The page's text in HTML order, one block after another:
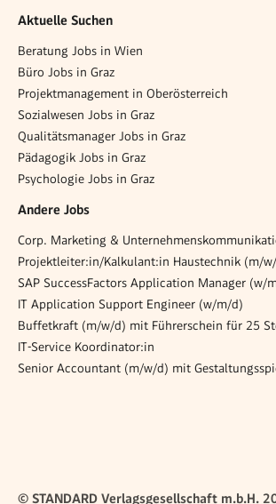
Aktuelle Suchen
Beratung Jobs in Wien
Büro Jobs in Graz
Projektmanagement in Oberösterreich
Sozialwesen Jobs in Graz
Qualitätsmanager Jobs in Graz
Pädagogik Jobs in Graz
Psychologie Jobs in Graz
Andere Jobs
Corp. Marketing &
Projektleiter:in/Kalkulant:in Haustechnik (m/
SAP SuccessFactors Application Manager (w/
IT Application Support Engineer (w/m/d)
Buffetkraft (m/w/d) mit Führerschein für 25
IT-Service Koordinator:in
Senior Accountant (m/w/d) mit
© STANDARD Verlagsgesellschaft m.b.H.